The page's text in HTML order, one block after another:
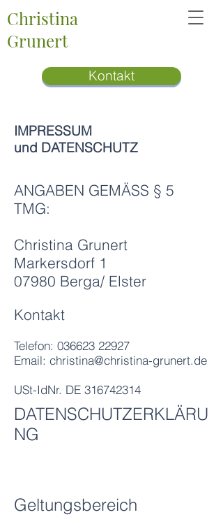
Christina
Grunert
Kontakt
IMPRESSUM
und DATENSCHUTZ
ANGABEN GEMÄSS § 5
TMG:
Christina Grunert
Markersdorf 1
07980 Berga/ Elster
Kontakt
Telefon: 036623 22927
Email: christina@christina-grunert.de
USt-IdNr. DE 316742314
DATENSCHUTZERKLÄRU
NG
Geltungsbereich